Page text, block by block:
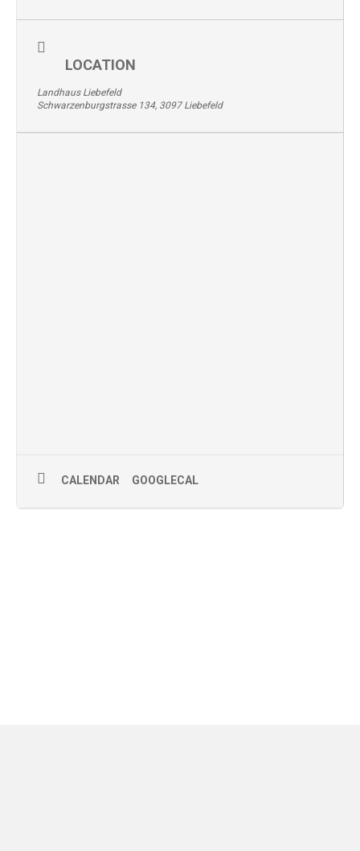
LOCATION
Landhaus Liebefeld
Schwarzenburgstrasse 134, 3097 Liebefeld
CALENDAR GOOGLECAL